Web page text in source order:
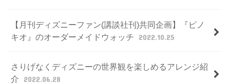
【月刊ディズニーファン(講談社刊)共同企画】『ピノ
キオ』のオーダーメイドウォッチ
2022.10.25
さりげなくディズニーの世界観を楽しめるアレンジ紹
介
2022.06.28